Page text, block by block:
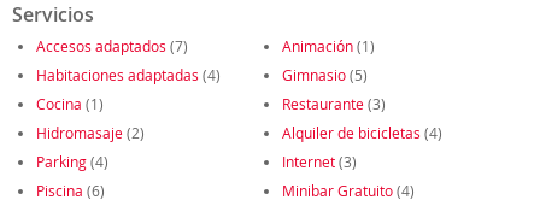
Servicios
Accesos adaptados (7) Animación(1)
Habitaciones adaptadas (4) Gimnasio(5)
Cocina (1) Restaurante(3)
Hidromasaje(2) Alquiler de bicicletas (4)
Parking(4) Internet(3)
Piscina (6) Minibar Gratuito(4)